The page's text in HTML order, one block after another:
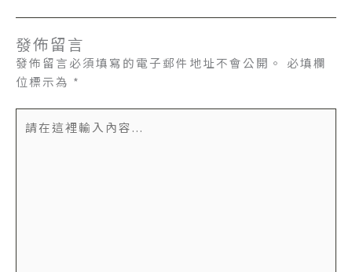
發佈留言
發佈留言必須填寫的電子郵件地址不會公開。
必填欄
位標示為 *
在